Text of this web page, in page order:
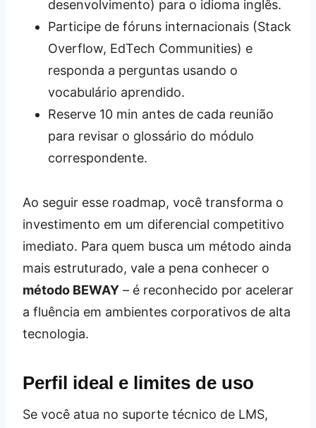
desenvolvimento) para o idioma inglês.
Participe de fóruns internacionais (Stack
Overflow, EdTech Communities) e
responda a perguntas usando o
vocabulário aprendido.
Reserve 10 min antes de cada reunião
para revisar o glossário do módulo
correspondente.
Ao seguir esse roadmap, você transforma o
investimento em um diferencial competitivo
imediato. Para quem busca um método ainda
mais estruturado, vale a pena conhecer o
método BEWAY – é reconhecido por acelerar
a fluência em ambientes corporativos de alta
tecnologia.
Perfil ideal e limites de uso
Se você atua no suporte técnico de LMS,